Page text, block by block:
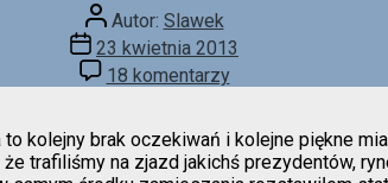
Autor
wpisu
Autor: Slawek
Data
wpisu
23 kwietnia 2013
18 komentarzydo
Dziennik
kolejny brak oczekiwań i kolejne piękne
trafiliśmy na zjazd jakichś prezydentów,